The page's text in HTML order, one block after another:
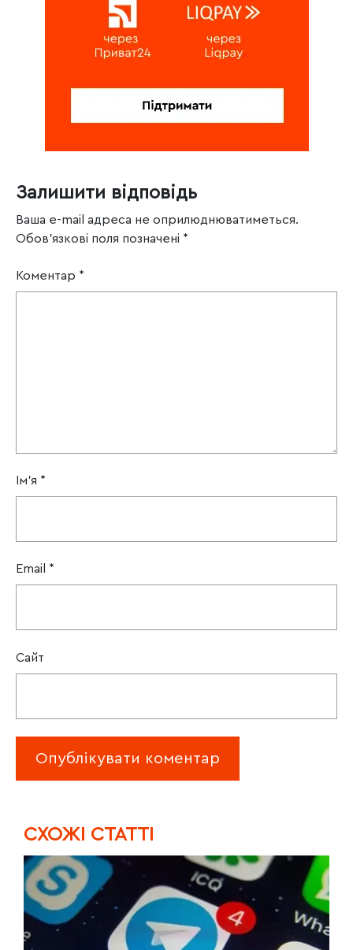
Залишити відповідь
Ваша e-mail адреса не оприлюднюватиметься.
Обов’язкові поля позначені *
Коментар *
Ім'я *
Email *
Сайт
CХОЖІ СТАТТІ